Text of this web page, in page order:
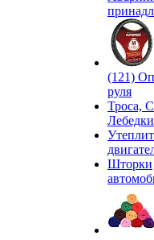
(121)
руля
Троса,
Лебедки
Шторки